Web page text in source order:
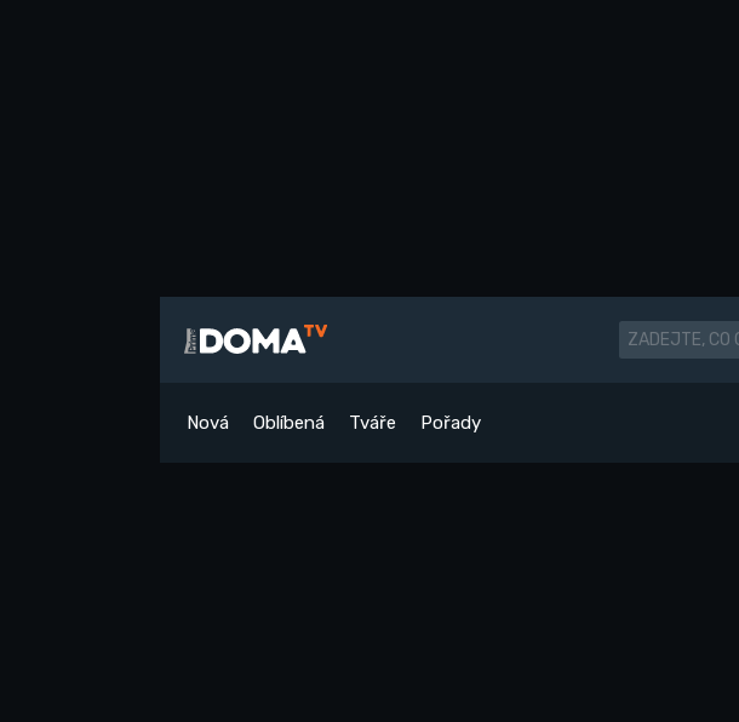
Nová Oblíbená Tváře Pořady